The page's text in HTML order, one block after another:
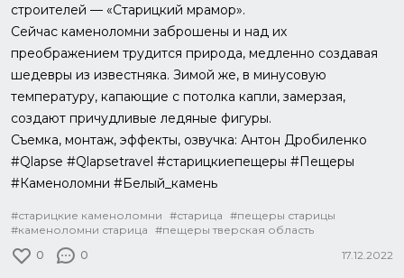
строителей — «Старицкий мрамор».
Сейчас каменоломни заброшены и над их
преображением трудится природа, медленно создавая
шедевры из известняка. Зимой же, в минусовую
температуру, капающие с потолка капли, замерзая,
создают причудливые ледяные фигуры.
Съемка, монтаж, эффекты, озвучка: Антон Дробиленко
#Qlapse #Qlapsetravel #старицкиепещеры #Пещеры
#Каменоломни #Белый_камень
#старицкие каменоломни #старица #пещеры старицы
#каменоломни старица #пещеры тверская область
0
0 17.12.2022